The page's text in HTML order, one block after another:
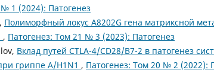
1 (2024): Патогенез
Полиморфный локус A8202G гена матриксной
, Патогенез: Том 21 № 3 (2023): Патогенез
Вклад путей CTLA-4/CD28/B7-2 в патогенез
гриппе A/Н1N1 , Патогенез: Том 20 № 2 (2022):